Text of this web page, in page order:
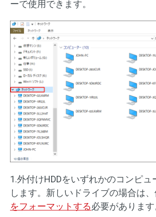
ーで使用できます。
1.外付けHDDをいずれかのコンピュ
します。新しいドライブの場合は
をフォーマットする必要があります